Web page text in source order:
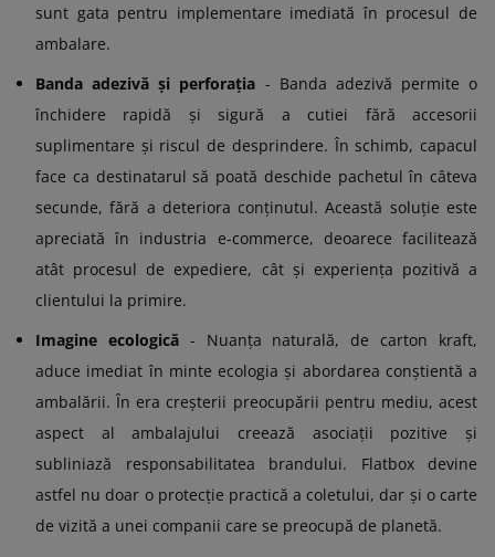
sunt gata pentru implementare imediată în procesul de
ambalare.
Banda adezivă și perforația - Banda adezivă permite o
închidere rapidă și sigură a cutiei fără accesorii
suplimentare și riscul de desprindere. În schimb, capacul
face ca destinatarul să poată deschide pachetul în câteva
secunde, fără a deteriora conținutul. Această soluție este
apreciată în industria e-commerce, deoarece facilitează
atât procesul de expediere, cât și experiența pozitivă a
clientului la primire.
Imagine ecologică- Nuanța naturală, de carton kraft,
aduce imediat în minte ecologia și abordarea conștientă a
ambalării. În era creșterii preocupării pentru mediu, acest
aspect al ambalajului creează asociații pozitive și
subliniază responsabilitatea brandului. Flatbox devine
astfel nu doar o protecție practică a coletului, dar și o carte
de vizită a unei companii care se preocupă de planetă.